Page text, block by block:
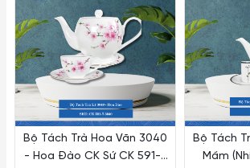
Bộ Tách Trà Hoa Văn 3040
- Hoa Đào CK Sứ CK 591-7
Bộ Tách
Mầm